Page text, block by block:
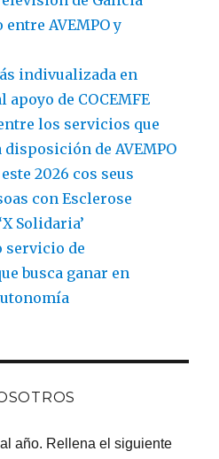
AVEMPO y
indivualizada en
apoyo de COCEMFE
los servicios que
de AVEMPO
2026 cos seus
con Esclerose
Solidaria’
servicio de
busca ganar en
año. Rellena el siguiente